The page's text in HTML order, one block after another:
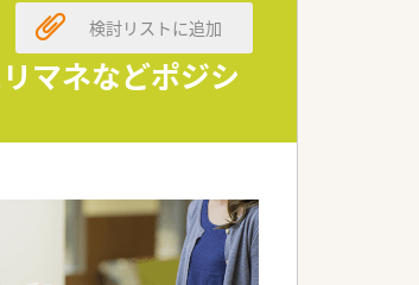
力です。
マネなどポジシ
検討リストに追加